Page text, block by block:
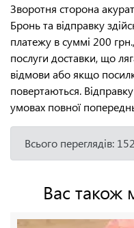
Зворотня сторона
Бронь та відправку
платежу в суммі 200
послуги доставки, що
відмови або якщо
повертаються.
умовах повної
Всього переглядів: 152
Вас також